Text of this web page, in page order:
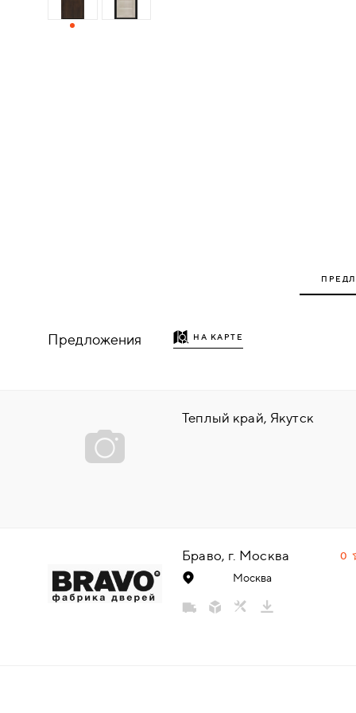
ДЕРЕВЯННЫЕ
НАСТЕННЫЕ
БРОНЕНАКЛАДКИ
ПОВОРОТНЫЕ РУЧКИ/WC-
КОМПЛЕКТЫ
Предложения НА КАРТЕ
Теплый край, Якутск
Браво, г. Москва 0
Москва